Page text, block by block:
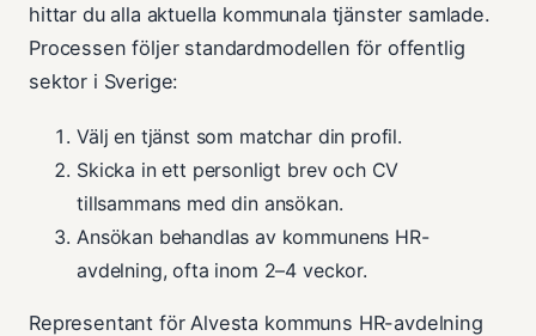
hittar du alla aktuella kommunala tjänster samlade.
Processen följer standardmodellen för offentlig
sektor i Sverige:
Välj en tjänst som matchar din profil.
Skicka in ett personligt brev och CV
tillsammans med din ansökan.
Ansökan behandlas av kommunens HR-
avdelning, ofta inom 2–4 veckor.
Representant för Alvesta kommuns HR-avdelning